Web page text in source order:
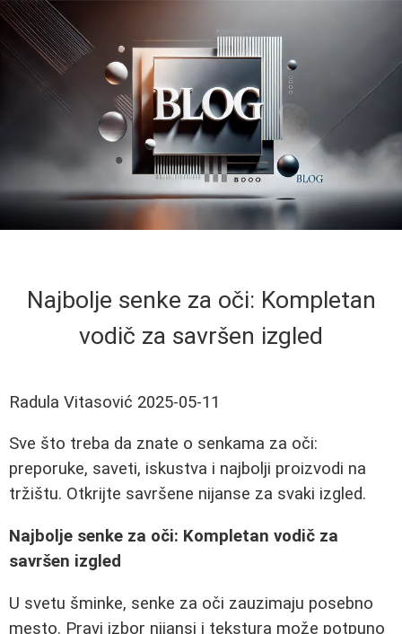
Najbolje senke za oči: Kompletan
vodič za savršen izgled
Radula Vitasović 2025-05-11
Sve što treba da znate o senkama za oči:
preporuke, saveti, iskustva i najbolji proizvodi na
tržištu. Otkrijte savršene nijanse za svaki izgled.
Najbolje senke za oči: Kompletan vodič za
savršen izgled
U svetu šminke, senke za oči zauzimaju posebno
mesto. Pravi izbor nijansi i tekstura može potpuno